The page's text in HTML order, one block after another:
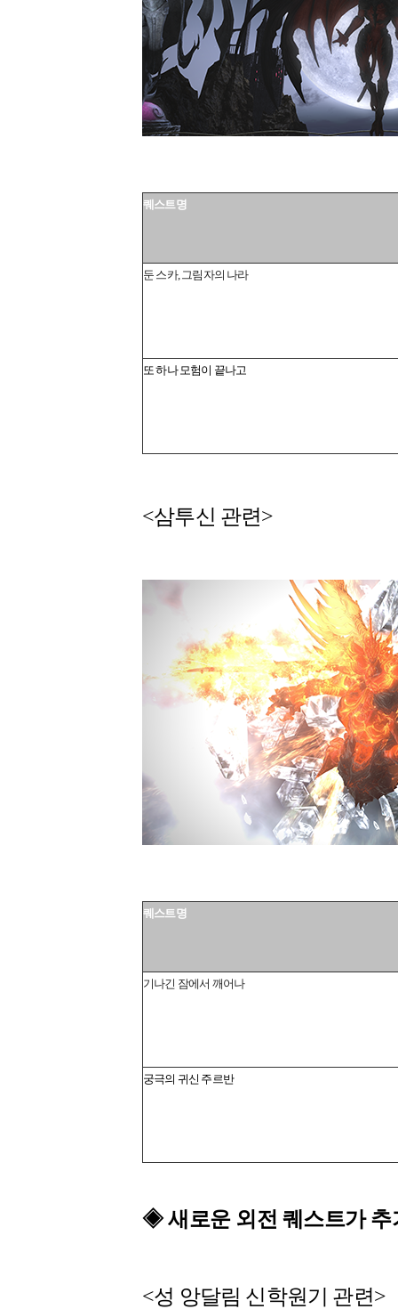
퀘스트명
둔 스카, 그림자의 나라
또 하나 모험이 끝나고
<삼투신 관련>
퀘스트명
기나긴 잠에서 깨어나
궁극의 귀신 주르반
◈ 새로운 외전 퀘스트가 추
<성 앙달림 신학원기 관련>